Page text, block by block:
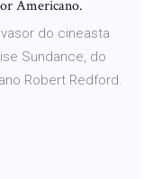
Americano.
do cineasta
Sundance, do
Robert Redford.